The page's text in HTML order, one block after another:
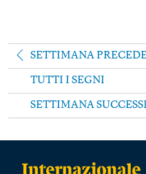
SETTIMANA
TUTTI I SEGNI
SETTIMANA